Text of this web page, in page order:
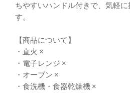
ちやすいハンドル付きで、気軽
す。
【商品について】
・直火 ×
・電子レンジ ×
・オーブン ×
・食洗機・食器乾燥機 ×